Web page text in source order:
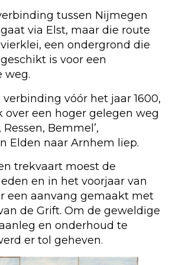
tussen Nijmegen
via Elst, maar die route
een ondergrond die
is voor een
weg.
vóór het jaar 1600,
over een hoger gelegen weg
Bemmel’,
Elden naar Arnhem liep.
trekvaart moest de
en in het voorjaar van
een aanvang gemaakt met
de Grift. Om de geweldige
en onderhoud te
er tol geheven.